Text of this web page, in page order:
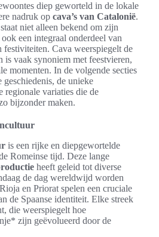
diep geworteld in de lokale
nadruk op cava’s van Catalonië.
niet alleen bekend om zijn
een integraal onderdeel van
festiviteiten. Cava weerspiegelt de
is vaak synoniem met feestvieren,
momenten. In de volgende secties
de unieke
regionale variaties die de
bijzonder maken.
is een rijke en diepgewortelde
Romeinse tijd. Deze lange
heeft geleid tot diverse
de dag wereldwijd worden
en Priorat spelen een cruciale
de Spaanse identiteit. Elke streek
die weerspiegelt hoe
zijn geëvolueerd door de